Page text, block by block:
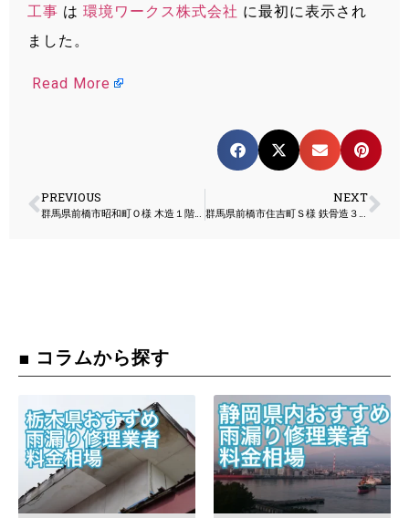
工事 は 環境ワークス株式会社 に最初に表示され
ました。
Read More
PREVIOUS
群馬県前橋市昭和町Ｏ様 木造１階建て 解体工事
NEXT
群馬県前橋市住吉町Ｓ様 鉄骨造３階建て 解体工事
■ コラムから探す